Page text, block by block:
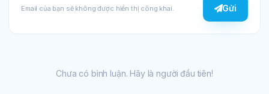
Email của bạn sẽ không được hiển thị công khai. Gửi
Chưa có bình luận. Hãy là người đầu tiên!